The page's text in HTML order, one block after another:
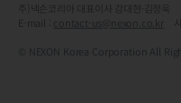
contact-us@nexon.co.kr
© NEXON Korea Corporation All